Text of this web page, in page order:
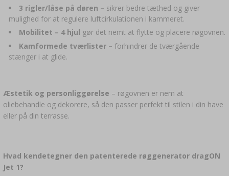
3 rigler/låse på døren – sikrer bedre tæthed og giver
mulighed for at regulere luftcirkulationen i kammeret.
Mobilitet – 4 hjul gør det nemt at flytte og placere røgovnen.
Kamformede tværlister – forhindrer de tværgående
stænger i at glide.
Æstetik og personliggørelse – røgovnen er nem at
oliebehandle og dekorere, så den passer perfekt til stilen i din have
eller på din terrasse.
Hvad kendetegner den patenterede røggenerator dragON
Jet 1?